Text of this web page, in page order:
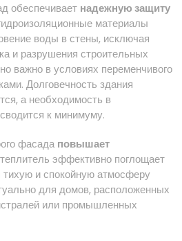
обеспечивает надежную защиту
материалы
воды в стены, исключая
и разрушения строительных
важно в условиях переменчивого
Долговечность здания
а необходимость в
к минимуму.
фасадаповышает
эффективно поглощает
и спокойную атмосферу
для домов, расположенных
или промышленных